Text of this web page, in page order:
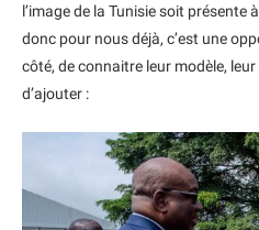
l’image de la Tunisie soit présente
donc pour nous déjà, c’est une
côté, de connaitre leur modèle,
d’ajouter :